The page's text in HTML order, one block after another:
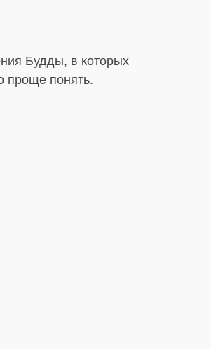
Будды, в которых
проще понять.